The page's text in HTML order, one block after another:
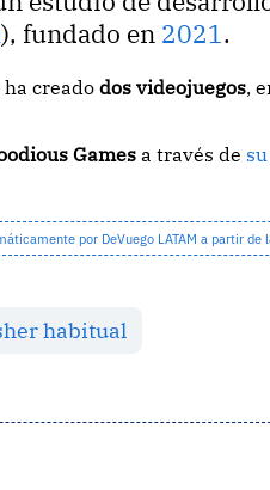
), fundado en 2021.
ha creadodos videojuegos,
Games a través de
por DeVuego LATAM a partir
habitual